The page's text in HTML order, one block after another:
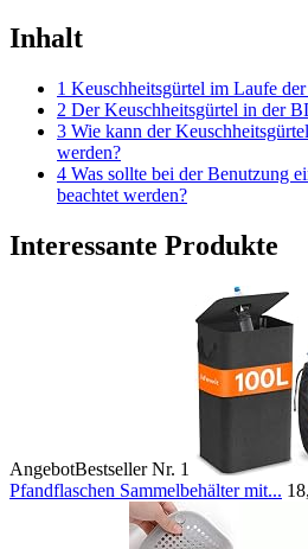
Inhalt
1 Keuschheitsgürtel im Laufe
2 Der Keuschheitsgürtel in der
3 Wie kann der
werden?
4 Was sollte bei der Benutzung
beachtet werden?
Interessante Produkte
AngebotBestseller Nr. 1
Pfandflaschen Sammelbehälter mit...